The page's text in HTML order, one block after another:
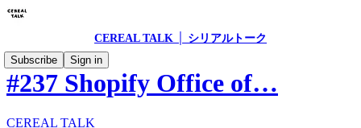
CEREAL TALK │ シリアルトーク
Subscribe
Sign in
#237 Shopify Office of…
CEREAL TALK